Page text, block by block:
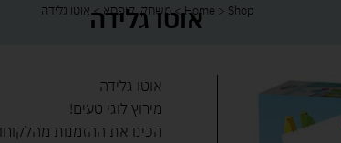
Home > Shop
>משחקי קופסא>אוטו גלידהאוטו גלידה
אוטו גלידה
מירוץ לוגי טעים!
הכינו את ההזמנות